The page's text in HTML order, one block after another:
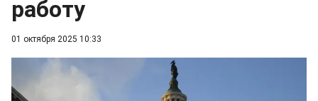
01 октября 2025 10:33
работу